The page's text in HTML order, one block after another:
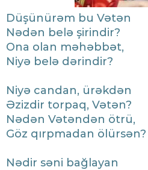
​Düşünürəm bu Vətən
Nədən belə şirindir?
Ona olan məhəbbət,
Niyə belə dərindir?
​Niyə candan, ürəkdən
Əzizdir torpaq, Vətən?
Nədən Vətəndən ötrü,
Göz qırpmadan ölürsən?
​Nədir səni bağlayan